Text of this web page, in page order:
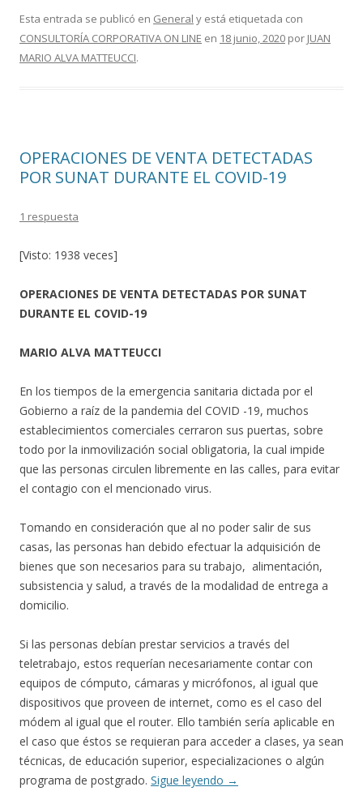
e
b
itt
er
m
p
Esta entrada se publicó en General y está etiquetada con
CONSULTORÍA CORPORATIVA ON LINE en 18 junio, 2020 por JUAN
MARIO ALVA MATTEUCCI.
OPERACIONES DE VENTA DETECTADAS
POR SUNAT DURANTE EL COVID-19
1 respuesta
[Visto: 1938 veces]
OPERACIONES DE VENTA DETECTADAS POR SUNAT
DURANTE EL COVID-19
MARIO ALVA MATTEUCCI
En los tiempos de la emergencia sanitaria dictada por el
Gobierno a raíz de la pandemia del COVID -19, muchos
establecimientos comerciales cerraron sus puertas, sobre
todo por la inmovilización social obligatoria, la cual impide
que las personas circulen libremente en las calles, para evitar
el contagio con el mencionado virus.
Tomando en consideración que al no poder salir de sus
casas, las personas han debido efectuar la adquisición de
bienes que son necesarios para su trabajo, alimentación,
subsistencia y salud, a través de la modalidad de entrega a
domicilio.
Si las personas debían prestar servicios a través del
teletrabajo, estos requerían necesariamente contar con
equipos de cómputo, cámaras y micrófonos, al igual que
dispositivos que proveen de internet, como es el caso del
módem al igual que el router. Ello también sería aplicable en
el caso que éstos se requieran para acceder a clases, ya sean
técnicas, de educación superior, especializaciones o algún
programa de postgrado. Sigue leyendo →